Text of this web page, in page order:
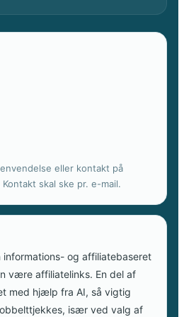
eller kontakt på
skal ske pr. e-mail.
informations- og affiliatebaseret
være affiliatelinks. En del af
med hjælp fra AI, så vigtig
især ved valg af